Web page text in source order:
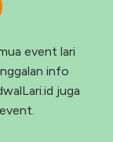
event lari
info
juga